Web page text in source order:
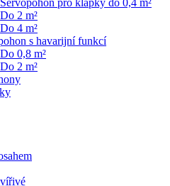
Servopohon pro klapky do 0,4 m²
Do 2 m²
Do 4 m²
s havarijní funkcí
Do 0,8 m²
Do 2 m²